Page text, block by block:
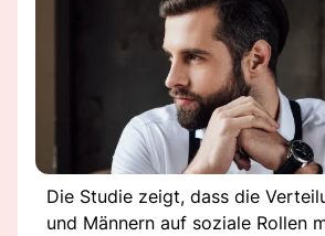
Die Studie zeigt, dass die
und Männern auf soziale Rollen